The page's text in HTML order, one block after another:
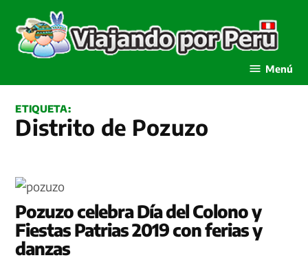
contenido
Menú
ETIQUETA:
Distrito de Pozuzo
Pozuzo celebra Día del Colono y
Fiestas Patrias 2019 con ferias y
danzas